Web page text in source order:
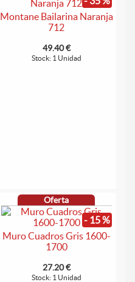
Montane Bailarina Naranja
712
49.40 €
Stock: 1 Unidad
Oferta
- 15 %
Muro Cuadros Gris 1600-
1700
27.20 €
Stock: 1 Unidad